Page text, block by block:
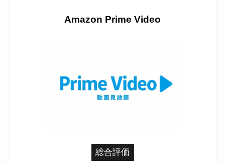
Amazon Prime Video
総合評価